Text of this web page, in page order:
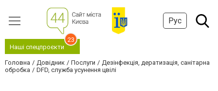
Рус
Наші спецпроєкти
23
Головна Довідник Послуги
Дезінфекція, дератизація, санітарна
обробка
DFD, служба усунення цвілі